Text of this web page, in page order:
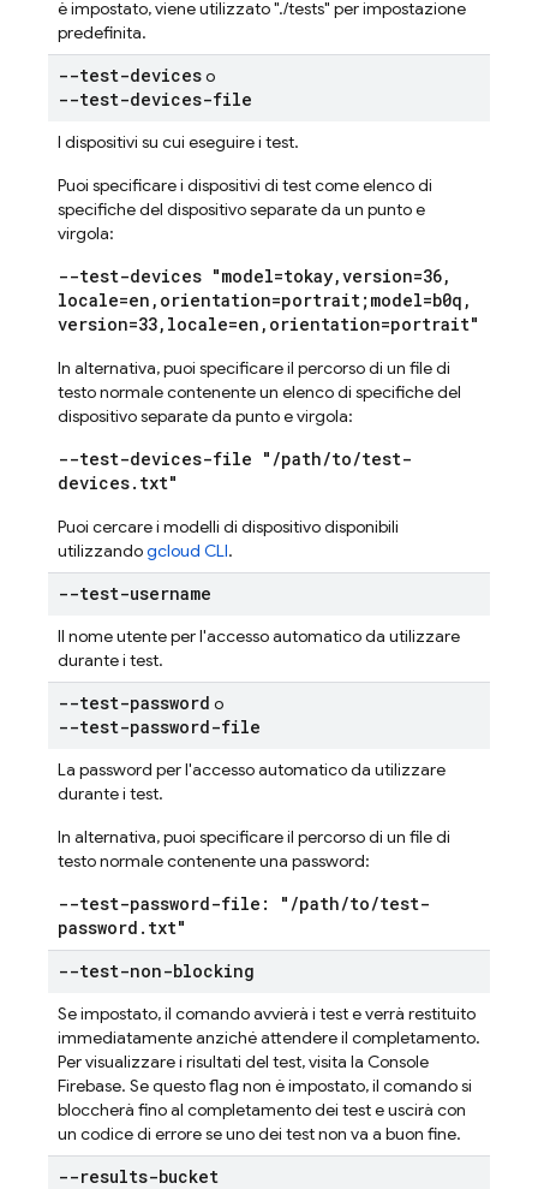
è impostato, viene utilizzato "./tests" per impostazione
predefinita.
--test-deviceso
--test-devices-file
I dispositivi su cui eseguire i test.
Puoi specificare i dispositivi di test come elenco di
specifiche del dispositivo separate da un punto e
virgola:
--test-devices "model=tokay,version=36,
locale=en , orientation=portrait;model=b0q ,
version=33, locale=en , orientation=portrait"
In alternativa, puoi specificare il percorso di un file di
testo normale contenente un elenco di specifiche del
dispositivo separate da punto e virgola:
--test-devices-file " /path/to/test-
devices. txt"
Puoi cercare i modelli di dispositivo disponibili
utilizzandogcloud CLI.
--test-username
Il nome utente per l'accesso automatico da utilizzare
durante i test.
--test-password o
--test-password-file
La password per l'accesso automatico da utilizzare
durante i test.
In alternativa, puoi specificare il percorso di un file di
testo normale contenente una password:
--test-password-file: " /path/to/test-
password . txt"
--test-non-blocking
Se impostato, il comando avvierà i test e verrà restituito
immediatamente anziché attendere il completamento.
Per visualizzare i risultati del test, visita la Console
Firebase. Se questo flag non è impostato, il comando si
bloccherà fino al completamento dei test e uscirà con
un codice di errore se uno dei test non va a buon fine.
--results-bucket